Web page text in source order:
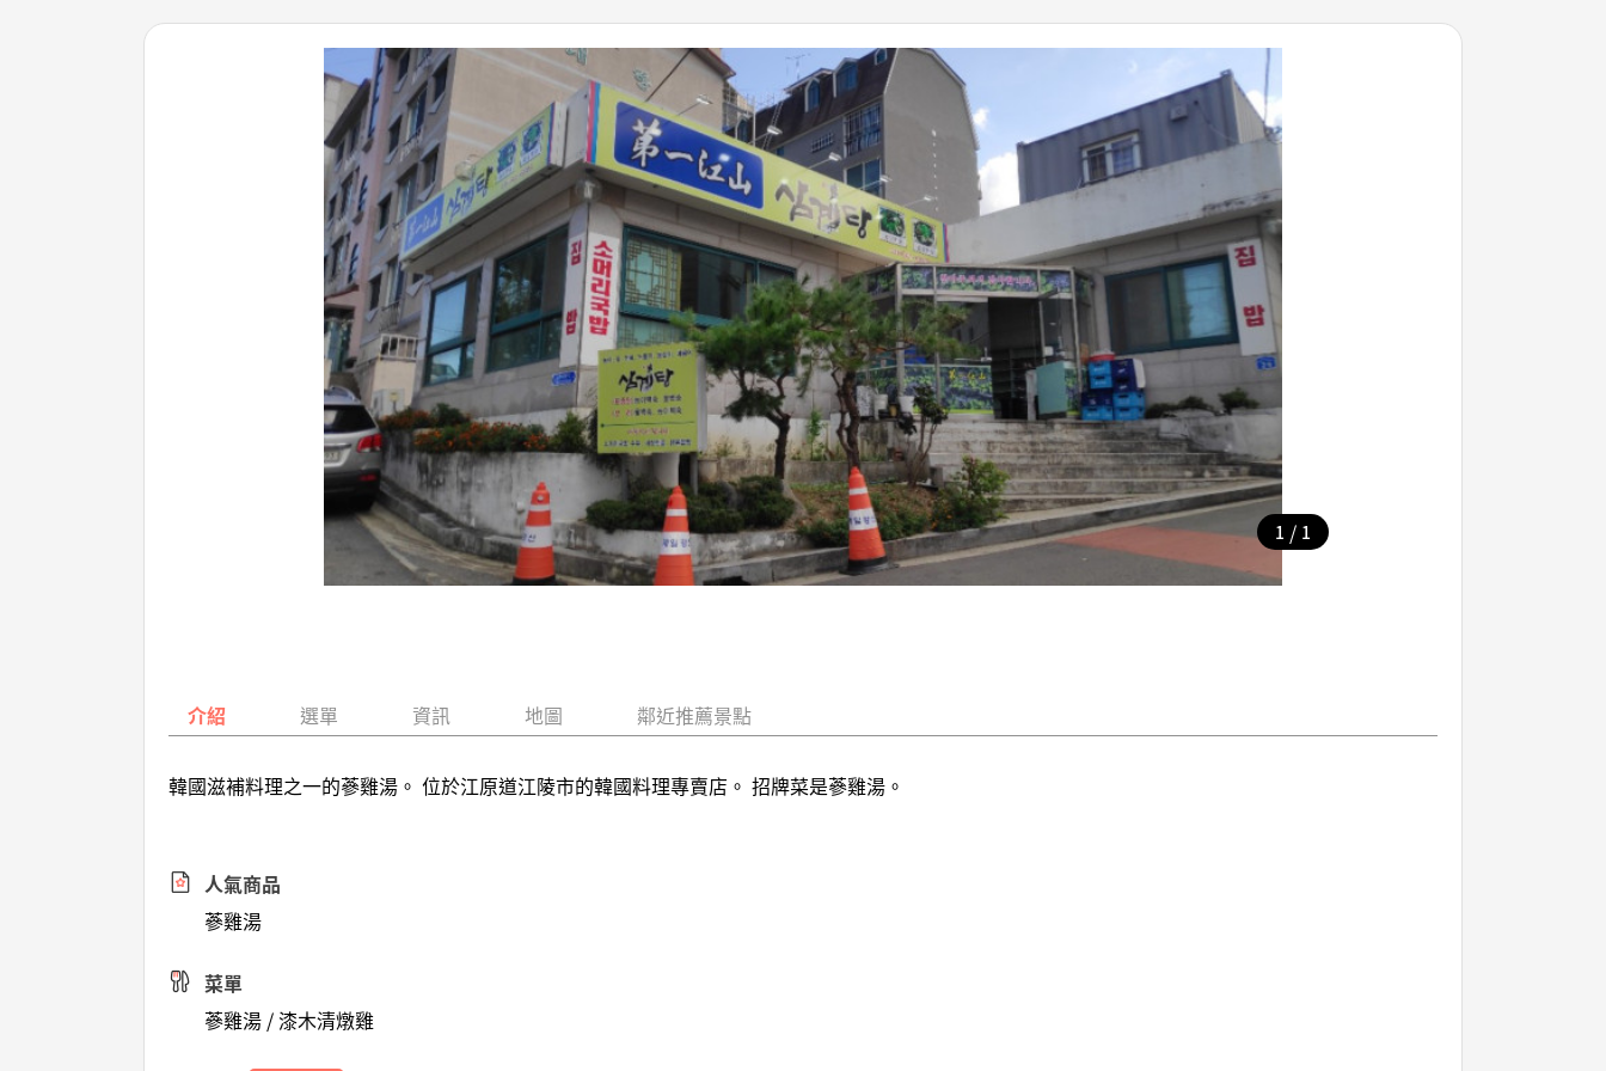
1 / 1
介紹 選單 資訊 地圖 鄰近推薦景點
韓國滋補料理之一的蔘雞湯。 位於江原道江陵市的韓國料理專賣店。 招牌菜是蔘雞湯。
人氣商品
蔘雞湯
菜單
蔘雞湯 / 漆木清燉雞